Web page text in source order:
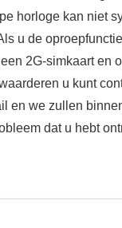
horloge kan niet
u de
2G-simkaart en
u kunt
en we zullen
dat u hebt